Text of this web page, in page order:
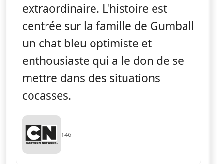
extraordinaire. L'histoire est
centrée sur la famille de Gumball
un chat bleu optimiste et
enthousiaste qui a le don de se
mettre dans des situations
cocasses.
146